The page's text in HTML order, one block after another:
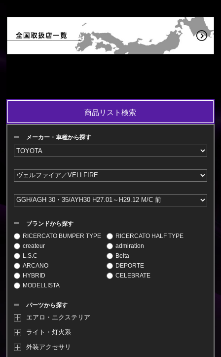
商品リスト検索
メーカー・車種から探す
ブランドから探す
RICERCATO BUMPER TYPE
RICERCATO HALF TYPE
createur
admiration
L.S.C
Belta
ARCANO
DEPORTE
HYBRID
CELEBRATE
MODELLISTA
パーツから探す
エアロ・エクステリア
ライト・灯火系
外装アクセサリ